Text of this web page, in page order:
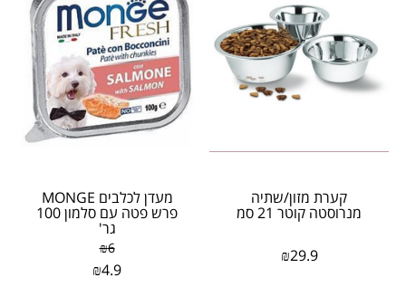
קערת מזון/שתיה
מנרוסטה קוטר 21 סמ
₪29.9
מעדן לכלבים MONGE
פרש פטה עם סלמון 100
גר'
₪6
₪4.9